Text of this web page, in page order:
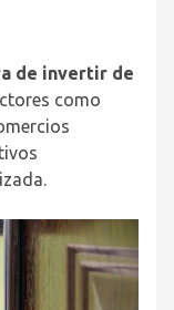
de invertir de
como